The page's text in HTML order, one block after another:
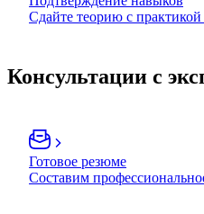
Сдайте теорию с практикой
Консультации с
Готовое резюме
Составим